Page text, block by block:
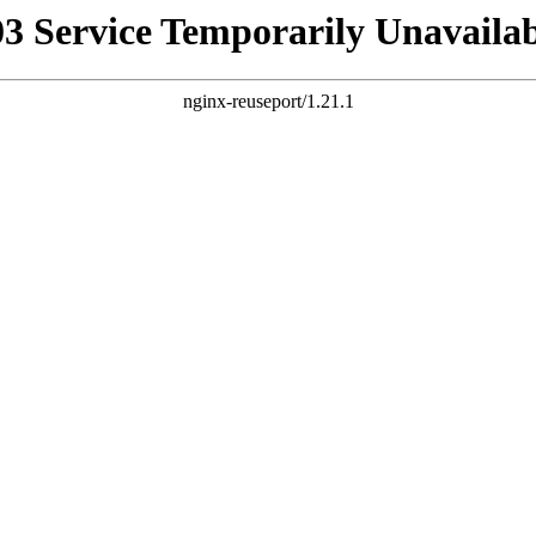
Service Temporarily
nginx-reuseport/1.21.1